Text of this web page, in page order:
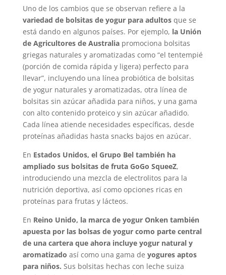
Uno de los cambios que se observan refiere a la
variedad de bolsitas de yogur para adultosque se
está dando en algunos países. Por ejemplo, la Unión
de Agricultores de Australiapromociona bolsitas
griegas naturales y aromatizadas como “el tentempié
(porción de comida rápida y ligera) perfecto para
llevar”, incluyendo una línea probiótica de bolsitas
de yogur naturales y aromatizadas, otra línea de
bolsitas sin azúcar añadida para niños, y una gama
con alto contenido proteico y sin azúcar añadido.
Cada línea atiende necesidades específicas, desde
proteínas añadidas hasta snacks bajos en azúcar.
En Estados Unidos, el Grupo Bel también ha
ampliado sus bolsitas de fruta GoGo SqueeZ,
introduciendo una mezcla de electrolitos para la
nutrición deportiva, así como opciones ricas en
proteínas para frutas y lácteos.
En Reino Unido, la marca de yogur Onken también
apuesta por las bolsas de yogur como parte central
de una cartera que ahora incluye yogur natural y
aromatizado así como una gama de yogures aptos
para niños. Sus bolsitas hechas con leche suiza